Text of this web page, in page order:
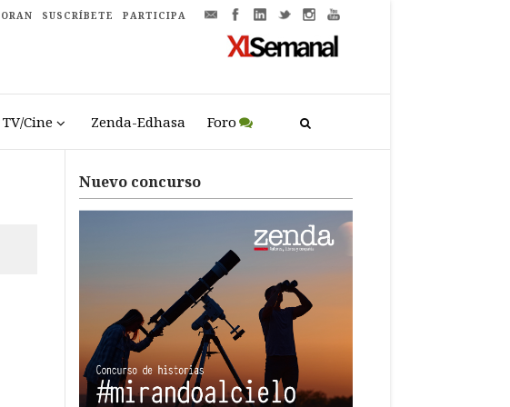
SUSCRÍBETE PARTICIPA
TV/Cine Zenda-Edhasa Foro
Nuevo concurso